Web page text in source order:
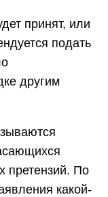
принят, или
подать
другим
претензий. По
какой-